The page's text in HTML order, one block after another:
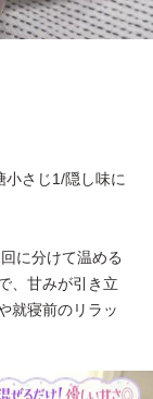
小さじ1/隠し味に
に分けて温める
、甘みが引き立
就寝前のリラッ